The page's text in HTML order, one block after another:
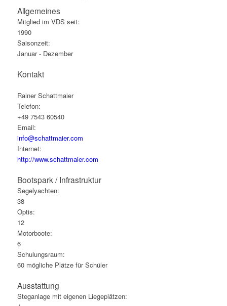
Allgemeines
Mitglied im VDS seit:
1990
Saisonzeit:
Januar - Dezember
Kontakt
Rainer Schattmaier
Telefon:
+49 7543 60540
Email:
info@schattmaier.com
Internet:
http://www.schattmaier.com
Bootspark / Infrastruktur
Segelyachten:
38
Optis:
12
Motorboote:
6
Schulungsraum:
60 mögliche Plätze für Schüler
Ausstattung
Steganlage mit eigenen Liegeplätzen: